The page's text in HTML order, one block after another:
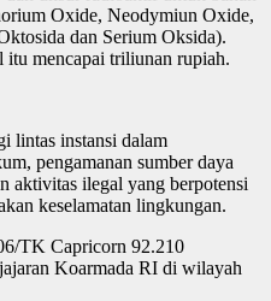
Oxide, Neodymiun Oxide,
dan Serium Oksida).
mencapai triliunan rupiah.
lintas instansi dalam
pengamanan sumber daya
aktivitas ilegal yang berpotensi
keselamatan lingkungan.
TK Capricorn 92.210
Koarmada RI di wilayah